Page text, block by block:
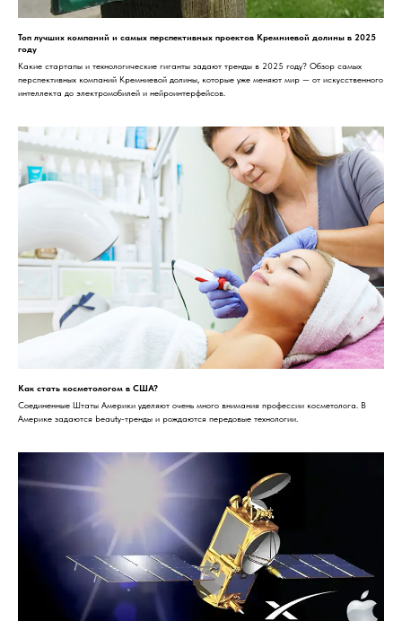
Топ лучших компаний и самых перспективных проектов Кремниевой долины в 2025
году
Какие стартапы и технологические гиганты задают тренды в 2025 году? Обзор самых
перспективных компаний Кремниевой долины, которые уже меняют мир — от искусственного
интеллекта до электромобилей и нейроинтерфейсов.
Как стать косметологом в США?
Соединенные Штаты Америки уделяют очень много внимания профессии косметолога. В
Америке задаются beauty-тренды и рождаются передовые технологии.